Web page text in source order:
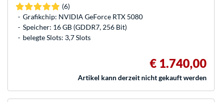
(6)
Grafikchip: NVIDIA GeForce RTX 5080
Speicher: 16 GB (GDDR7, 256 Bit)
belegte Slots: 3,7 Slots
€ 1.740,00
Artikel kann derzeit nicht gekauft werden